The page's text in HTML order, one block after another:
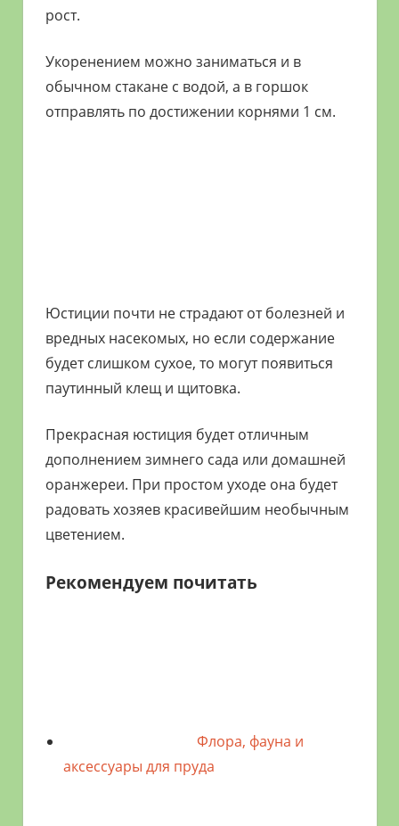
рост.
Укоренением можно заниматься и в
обычном стакане с водой, а в горшок
отправлять по достижении корнями 1 см.
Юстиции почти не страдают от болезней и
вредных насекомых, но если содержание
будет слишком сухое, то могут появиться
паутинный клещ и щитовка.
Прекрасная юстиция будет отличным
дополнением зимнего сада или домашней
оранжереи. При простом уходе она будет
радовать хозяев красивейшим необычным
цветением.
Рекомендуем почитать
Флора, фауна и
аксессуары для пруда